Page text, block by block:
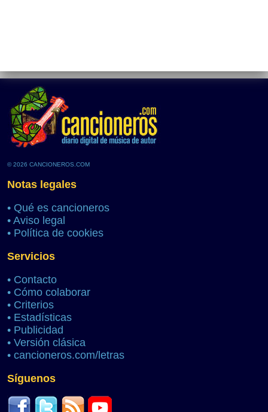
© 2026 CANCIONEROS.COM
Notas legales
• Qué es cancioneros
• Aviso legal
• Política de cookies
Servicios
• Contacto
• Cómo colaborar
• Criterios
• Estadísticas
• Publicidad
• Versión clásica
• cancioneros.com/letras
Síguenos